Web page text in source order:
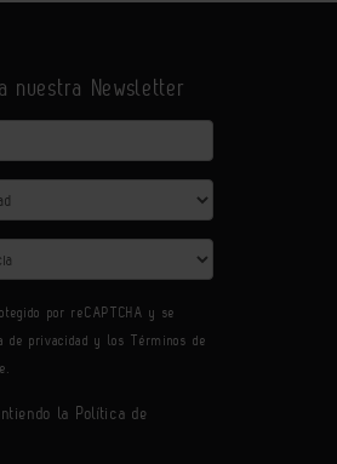
nuestra Newsletter
por reCAPTCHA y se
de privacidad y losTérminos de
la Política de